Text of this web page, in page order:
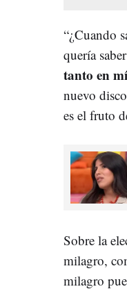
“¿Cuando
quería
tanto en mí
nuevo
es el fruto
Sobre la
milagro,
milagro